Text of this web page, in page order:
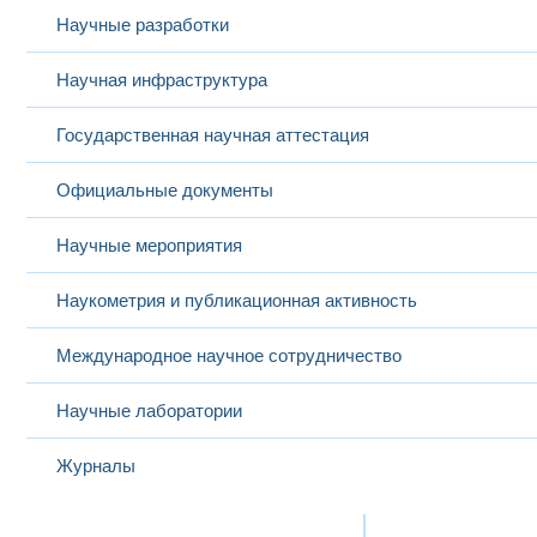
Научные разработки
Научная инфраструктура
Государственная научная аттестация
Официальные документы
Научные мероприятия
Наукометрия и публикационная активность
Международное научное сотрудничество
Научные лаборатории
Журналы